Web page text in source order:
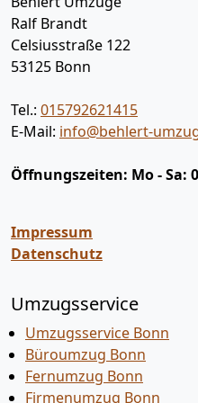
Ralf Brandt
Celsiusstraße 122
53125 Bonn
Tel.: 015792621415
E-Mail: info@behlert-
Öffnungszeiten: Mo - Sa:
Impressum
Datenschutz
Umzugsservice
Umzugsservice Bonn
Büroumzug Bonn
Fernumzug Bonn
Firmenumzug Bonn